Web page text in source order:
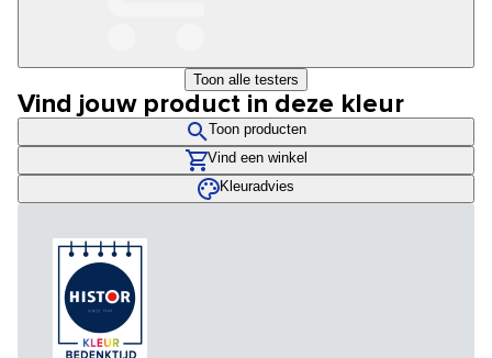
Toon alle testers
Vind jouw product in deze kleur
Toon producten
Vind een winkel
Kleuradvies